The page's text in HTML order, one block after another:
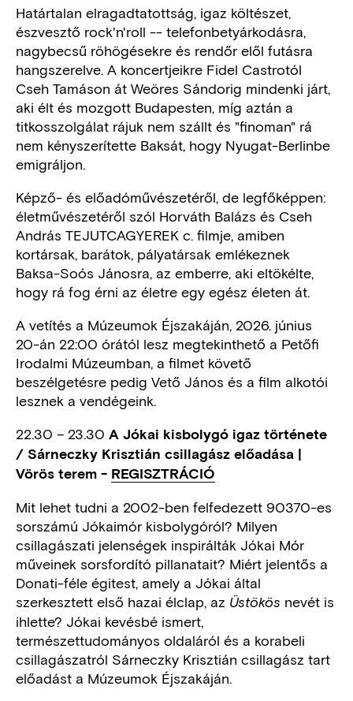
Határtalan elragadtatottság, igaz költészet,
észvesztő rock'n'roll -- telefonbetyárkodásra,
nagybecsű röhögésekre és rendőr elől futásra
hangszerelve. A koncertjeikre Fidel Castrotól
Cseh Tamáson át Weöres Sándorig mindenki járt,
aki élt és mozgott Budapesten, míg aztán a
titkosszolgálat rájuk nem szállt és "finoman" rá
nem kényszerítette Baksát, hogy Nyugat-Berlinbe
emigráljon.
Képző- és előadóművészetéről, de legfőképpen:
életművészetéről szól Horváth Balázs és Cseh
András TEJUTCAGYEREK c. filmje, amiben
kortársak, barátok, pályatársak emlékeznek
Baksa-Soós Jánosra, az emberre, aki eltökélte,
hogy rá fog érni az életre egy egész életen át.
A vetítés a Múzeumok Éjszakáján, 2026. június
20-án 22:00 órától lesz megtekinthető a Petőfi
Irodalmi Múzeumban, a filmet követő
beszélgetésre pedig Vető János és a film alkotói
lesznek a vendégeink.
22.30 – 23.30 A Jókai kisbolygó igaz története
/ Sárneczky Krisztián csillagász előadása |
Vörös terem - REGISZTRÁCIÓ
Mit lehet tudni a 2002-ben felfedezett 90370-es
sorszámú Jókaimór kisbolygóról? Milyen
csillagászati jelenségek inspirálták Jókai Mór
műveinek sorsfordító pillanatait? Miért jelentős a
Donati-féle égitest, amely a Jókai által
szerkesztett első hazai élclap, az Üstökös nevét is
ihlette? Jókai kevésbé ismert,
természettudományos oldaláról és a korabeli
csillagászatról Sárneczky Krisztián csillagász tart
előadást a Múzeumok Éjszakáján.